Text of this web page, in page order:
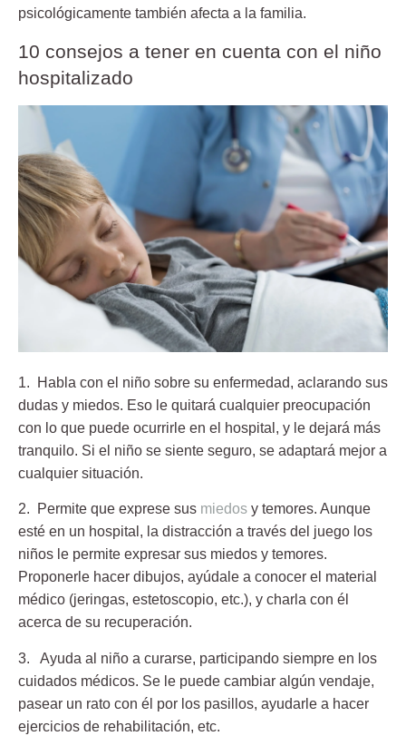
psicológicamente también afecta a la familia.
10 consejos a tener en cuenta con el niño
hospitalizado
1. Habla con el niño sobre su enfermedad, aclarando sus
dudas y miedos. Eso le quitará cualquier preocupación
con lo que puede ocurrirle en el hospital, y le dejará más
tranquilo. Si el niño se siente seguro, se adaptará mejor a
cualquier situación.
2. Permite que exprese sus miedos y temores. Aunque
esté en un hospital, la distracción a través del juego los
niños le permite expresar sus miedos y temores.
Proponerle hacer dibujos, ayúdale a conocer el material
médico (jeringas, estetoscopio, etc.), y charla con él
acerca de su recuperación.
3. Ayuda al niño a curarse, participando siempre en los
cuidados médicos. Se le puede cambiar algún vendaje,
pasear un rato con él por los pasillos, ayudarle a hacer
ejercicios de rehabilitación, etc.